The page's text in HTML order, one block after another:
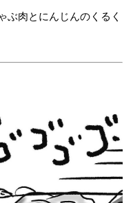
ぶ肉とにんじんのくるく